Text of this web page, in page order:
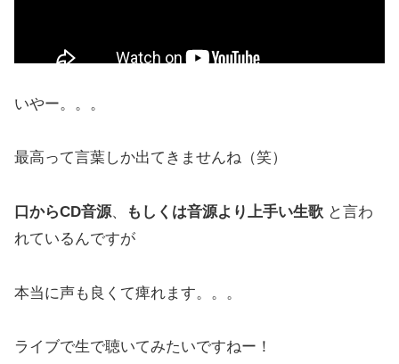
いやー。。。
最高って言葉しか出てきませんね（笑）
口からCD音源、 もしくは音源より上手い生歌 と言わ
れているんですが
本当に声も良くて痺れます。。。
ライブで生で聴いてみたいですねー！